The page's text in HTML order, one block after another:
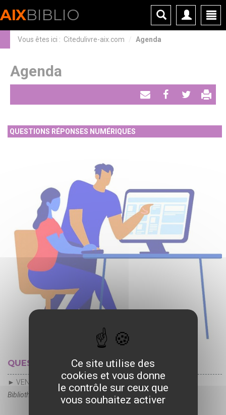
AIXBIBLIO
Vous êtes ici : Citedulivre-aix.com Agenda
Agenda
Envoyer
email
PartagerTweeter
QUESTIONS RÉPONSES NUMÉRIQUES
QUESTIONS RÉPONSES NUMÉRIQUES
► VENDREDI 31 JUILLET
Bibliothèque de la Halle aux Grains
Ce site utilise des
cookies et vous donne
le contrôle sur ceux que
vous souhaitez activer